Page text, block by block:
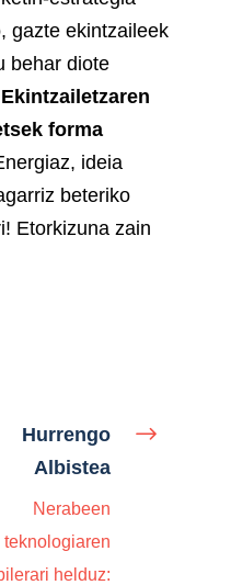
gazte ekintzaileek
behar diote
forma
ideia
beteriko
Etorkizuna zain
Hurrengo
Albistea
Nerabeen
teknologiaren
helduz: